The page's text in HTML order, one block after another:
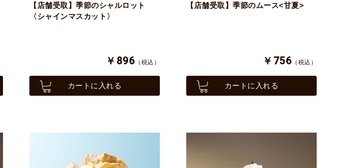
【店舗受取】季節のシャルロット
〈シャインマスカット〉
￥896 （税込）
カートに入れる
【店舗受取】季節のムース<甘夏>
￥756 （税込）
カートに入れる